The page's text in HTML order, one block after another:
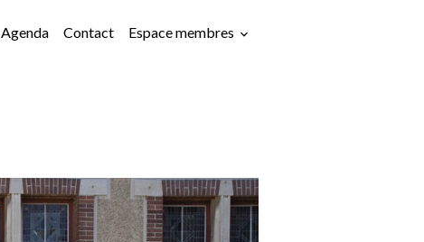
Agenda Contact Espace membres